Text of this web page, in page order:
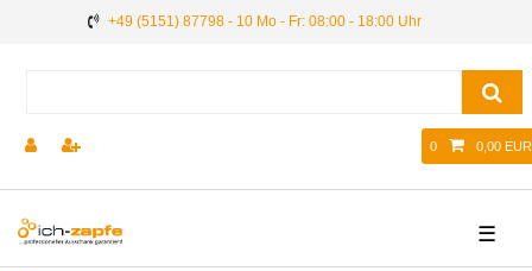
+49 (5151) 87798 - 10 Mo - Fr: 08:00 - 18:00 Uhr
0 0,00 EUR
☰